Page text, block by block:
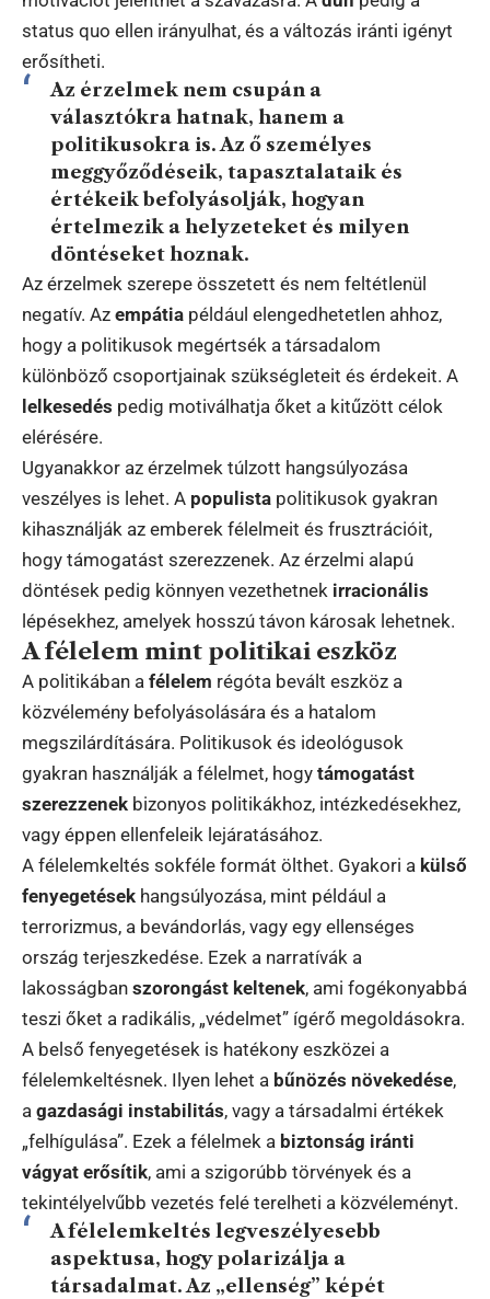
status quo ellen irányulhat, és a változás iránti igényt
erősítheti.
Az érzelmek nem csupán a
választókra hatnak, hanem a
politikusokra is. Az ő személyes
meggyőződéseik, tapasztalataik és
értékeik befolyásolják, hogyan
értelmezik a helyzeteket és milyen
döntéseket hoznak.
Az érzelmek szerepe összetett és nem feltétlenül
negatív. Az empátia például elengedhetetlen ahhoz,
hogy a politikusok megértsék a társadalom
különböző csoportjainak szükségleteit és érdekeit. A
lelkesedés pedig motiválhatja őket a kitűzött célok
elérésére.
Ugyanakkor az érzelmek túlzott hangsúlyozása
veszélyes is lehet. A populista politikusok gyakran
kihasználják az emberek félelmeit és frusztrációit,
hogy támogatást szerezzenek. Az érzelmi alapú
döntések pedig könnyen vezethetnek irracionális
lépésekhez, amelyek hosszú távon károsak lehetnek.
A félelem mint politikai eszköz
A politikában a félelem régóta bevált eszköz a
közvélemény befolyásolására és a hatalom
megszilárdítására. Politikusok és ideológusok
gyakran használják a félelmet, hogy támogatást
szerezzenek bizonyos politikákhoz, intézkedésekhez,
vagy éppen ellenfeleik lejáratásához.
A félelemkeltés sokféle formát ölthet. Gyakori a külső
fenyegetések hangsúlyozása, mint például a
terrorizmus, a bevándorlás, vagy egy ellenséges
ország terjeszkedése. Ezek a narratívák a
lakosságban szorongást keltenek, ami fogékonyabbá
teszi őket a radikális, „védelmet” ígérő megoldásokra.
A belső fenyegetések is hatékony eszközei a
félelemkeltésnek. Ilyen lehet a bűnözés növekedése,
a gazdasági instabilitás, vagy a társadalmi értékek
„felhígulása”. Ezek a félelmek a biztonság iránti
vágyat erősítik, ami a szigorúbb törvények és a
tekintélyelvűbb vezetés felé terelheti a közvéleményt.
A félelemkeltés legveszélyesebb
aspektusa, hogy polarizálja a
társadalmat. Az „ellenség” képét